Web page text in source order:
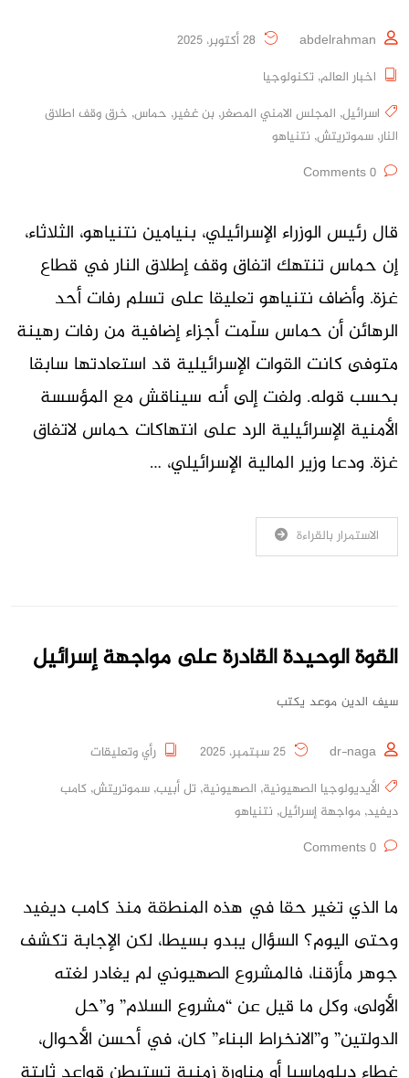
abdelrahman
اخبار العالم, تكنولوجيا
اسرائيل, المجلس الامني المصغر, بن غفير, حماس, خرق وقف اطلاق
النار, سموتريتش, نتنياهو
قال رئيس الوزراء الإسرائيلي، بنيامين نتنياهو، الثلاثاء،
إن حماس تنتهك اتفاق وقف إطلاق النار في قطاع
غزة. وأضاف نتنياهو تعليقا على تسلم رفات أحد
الرهائن أن حماس سلّمت أجزاء إضافية من رفات رهينة
متوفى كانت القوات الإسرائيلية قد استعادتها سابقا
بحسب قوله. ولفت إلى أنه سيناقش مع المؤسسة
الأمنية الإسرائيلية الرد على انتهاكات حماس لاتفاق
غزة. ودعا وزير المالية الإسرائيلي، …
الاستمرار بالقراءة
القوة الوحيدة القادرة على مواجهة إسرائيل
سيف الدين موعد يكتب
dr-naga
رأي وتعليقات
الأيديولوجيا الصهيونية, الصهيونية, تل أبيب, سموتريتش, كامب
ديفيد, مواجهة إسرائيل, نتنياهو
ما الذي تغير حقا في هذه المنطقة منذ كامب ديفيد
وحتى اليوم؟ السؤال يبدو بسيطا، لكن الإجابة تكشف
جوهر مأزقنا، فالمشروع الصهيوني لم يغادر لغته
الأولى، وكل ما قيل عن “مشروع السلام” و”حل
الدولتين” و”الانخراط البناء” كان، في أحسن الأحوال،